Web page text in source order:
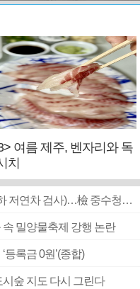
여름 제주, 벤자리와 독
치
■ 검사 신분 버리고 직급하향(10년 이하 저연차 검사)…檢 중수청행 기피
밀양물축제 강행 논란
록금 0원’(종합)
숲 지도 다시 그린다